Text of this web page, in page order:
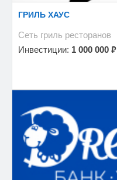
ГРИЛЬ ХАУС
Сеть гриль ресторанов
Инвестиции: 1 000 000 ₽